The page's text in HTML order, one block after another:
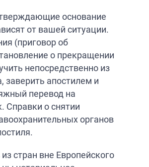
основание
от вашей ситуации.
(приговор об
о прекращении
непосредственно из
заверить апостилем и
перевод на
Справки о снятии
органов
стран вне Европейского